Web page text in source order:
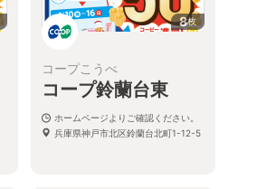
8枚
コープこうべ
コープ鈴蘭台東
ホームページよりご確認ください。
兵庫県神戸市北区鈴蘭台北町1-12-5